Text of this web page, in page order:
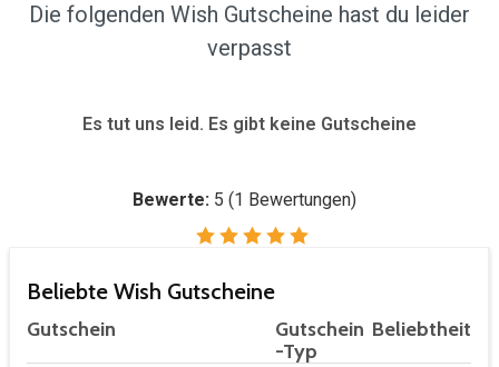
Die folgenden Wish Gutscheine hast du leider
verpasst
Es tut uns leid. Es gibt keine Gutscheine
Bewerte: 5 (1 Bewertungen)
Beliebte Wish Gutscheine
Gutschein
Gutschein
-Typ
Beliebtheit